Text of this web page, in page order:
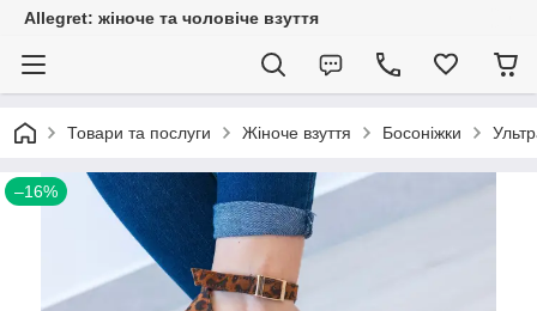
Allegret: жіноче та чоловіче взуття
Товари та послуги Жіноче взуття Босоніжки
–16%